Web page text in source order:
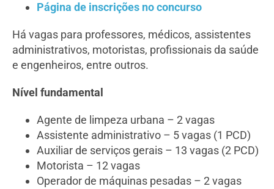
Página de inscrições no concurso
Há vagas para professores, médicos, assistentes
administrativos, motoristas, profissionais da saúde
e engenheiros, entre outros.
Nível fundamental
Agente de limpeza urbana – 2 vagas
Assistente administrativo – 5 vagas (1 PCD)
Auxiliar de serviços gerais – 13 vagas (2 PCD)
Motorista – 12 vagas
Operador de máquinas pesadas – 2 vagas